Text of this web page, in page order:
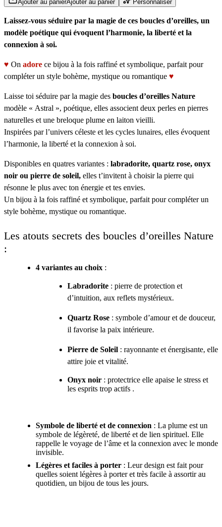
Ajouter au panierAjouter au panier Personnaliser
Laissez-vous séduire par la magie de ces boucles d’oreilles, un
modèle poétique qui évoquent l’harmonie, la liberté et la
connexion à soi.
♥ On adore ce bijou à la fois raffiné et symbolique, parfait pour
compléter un style bohème, mystique ou romantique ♥
Laisse toi séduire par la magie des boucles d’oreilles Nature
modèle « Astral », poétique, elles associent deux perles en pierres
naturelles et une breloque plume en laiton vieilli.
Inspirées par l’univers céleste et les cycles lunaires, elles évoquent
l’harmonie, la liberté et la connexion à soi.
Disponibles en quatres variantes : labradorite, quartz rose, onyx
noir ou pierre de soleil, elles t’invitent à choisir la pierre qui
résonne le plus avec ton énergie et tes envies.
Un bijou à la fois raffiné et symbolique, parfait pour compléter un
style bohème, mystique ou romantique.
Les atouts secrets des boucles d’oreilles Nature
:
4 variantes au choix :
Labradorite : pierre de protection et
d’intuition, aux reflets mystérieux.
Quartz Rose : symbole d’amour et de douceur,
il favorise la paix intérieure.
Pierre de Soleil : rayonnante et énergisante, elle
attire joie et vitalité.
Onyx noir : protectrice elle apaise le stress et
les esprits trop actifs .
Symbole de liberté et de connexion : La plume est un
symbole de légèreté, de liberté et de lien spirituel. Elle
rappelle le voyage de l’âme et la connexion avec le monde
invisible.
Légères et faciles à porter : Leur design est fait pour
quelles soient légères à porter et très facile à assortir au
quotidien, un bijou de tous les jours.